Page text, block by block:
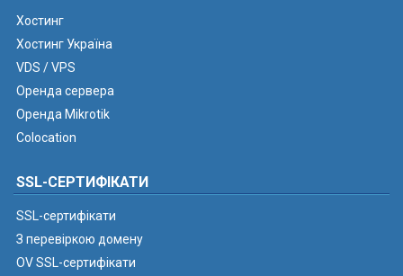
Хостинг
Хостинг Україна
VDS / VPS
Оренда сервера
Оренда Mikrotik
Colocation
SSL-СЕРТИФІКАТИ
SSL-сертифікати
З перевіркою домену
OV SSL-сертифікати